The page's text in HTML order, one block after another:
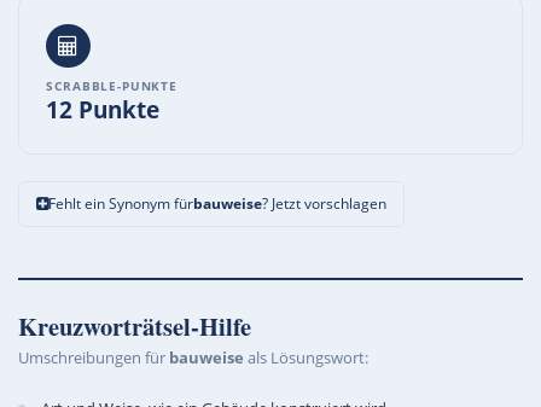
SCRABBLE-PUNKTE
12 Punkte
Fehlt ein Synonym fürbauweise? Jetzt vorschlagen
Kreuzworträtsel-Hilfe
Umschreibungen für bauweise als Lösungswort: